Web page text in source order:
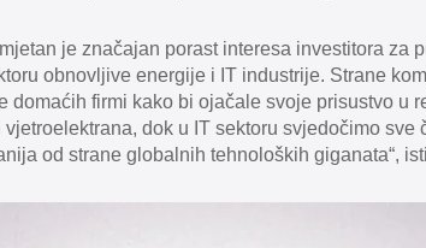
je značajan porast interesa investitora za
obnovljive energije i IT industrije. Strane
domaćih firmi kako bi ojačale svoje prisustvo u
dok u IT sektoru svjedočimo sve
od strane globalnih tehnoloških giganata“,